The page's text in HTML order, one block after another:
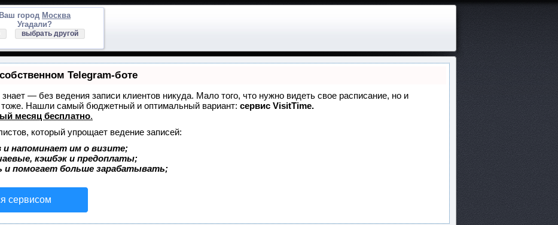
Ваш город Москва
Угадали?
выбрать другой
Telegram-боте
знает — без ведения записи клиентов никуда. Мало того, что нужно видеть свое расписание, но и
тоже. Нашли самый бюджетный и оптимальный вариант: сервис VisitTime.
месяц бесплатно.
который упрощает ведение записей:
напоминает им о визите;
кэшбэк и предоплаты;
и помогает больше зарабатывать;
сервисом